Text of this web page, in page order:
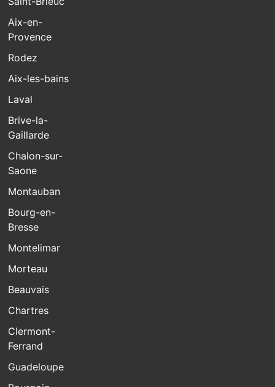
Aix-en-
Provence
Rodez
Aix-les-bains
Laval
Brive-la-
Gaillarde
Chalon-sur-
Saone
Montauban
Bourg-en-
Bresse
Montelimar
Morteau
Beauvais
Chartres
Clermont-
Ferrand
Guadeloupe